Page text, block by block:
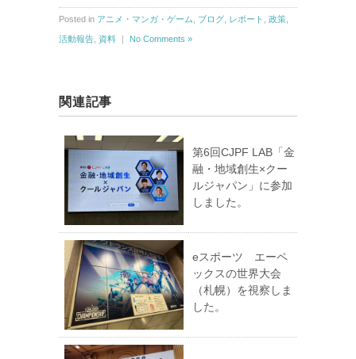
Posted in アニメ・マンガ・ゲーム ブログ レポート 政策
活動報告 資料 ｜ No Comments »
関連記事
第6回CJPF LAB「金
融・地域創生×クー
ルジャパン」に参加
しました。
eスポーツ エーペ
ックスの世界大会
（札幌）を視察しま
した。